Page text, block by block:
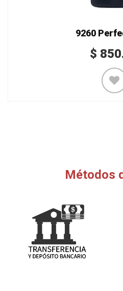
9260
$
Métodos